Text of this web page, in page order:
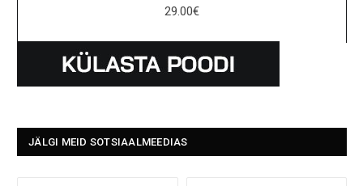
29.00€
JÄLGI MEID SOTSIAALMEEDIAS